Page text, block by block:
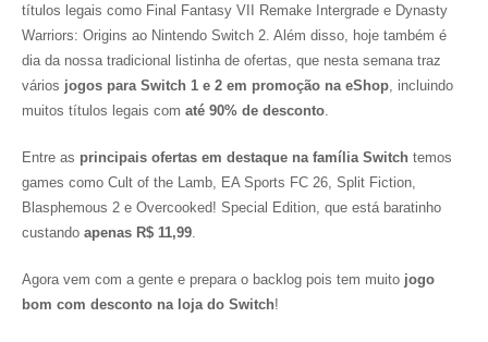
títulos legais como Final Fantasy VII Remake Intergrade e Dynasty
Warriors: Origins ao Nintendo Switch 2. Além disso, hoje também é
dia da nossa tradicional listinha de ofertas, que nesta semana traz
vários jogos para Switch 1 e 2 em promoção na eShop, incluindo
muitos títulos legais com até 90% de desconto.
Entre as principais ofertas em destaque na família Switch temos
games como Cult of the Lamb, EA Sports FC 26, Split Fiction,
Blasphemous 2 e Overcooked! Special Edition, que está baratinho
custando apenas R$ 11,99.
Agora vem com a gente e prepara o backlog pois tem muito jogo
bom com desconto na loja do Switch!